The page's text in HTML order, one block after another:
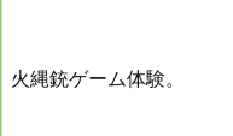
火縄銃ゲーム体験。